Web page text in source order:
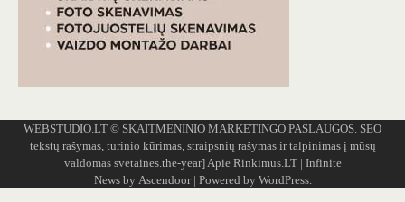
WEBSTUDIO.LT © SKAITMENINIO MARKETINGO PASLAUGOS. SEO
tekstų rašymas, turinio kūrimas, straipsnių rašymas ir talpinimas į mūsų
valdomas svetaines.the-year]Apie Rinkimus.LT| Infinite
News by Ascendoor| Powered by WordPress.